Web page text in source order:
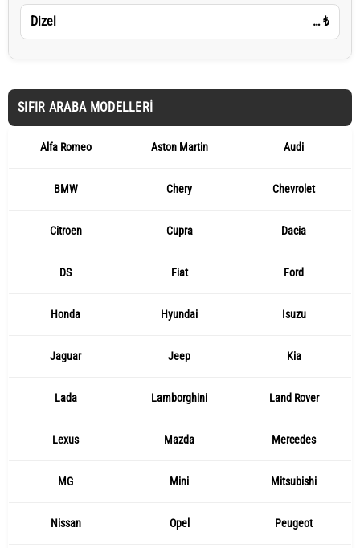
Dizel … ₺
SIFIR ARABA MODELLERI
Alfa Romeo Aston Martin Audi
BMW Chery Chevrolet
Citroen Cupra Dacia
DS Fiat Ford
Honda Hyundai Isuzu
Jaguar Jeep Kia
Lada Lamborghini Land Rover
Lexus Mazda Mercedes
MG Mini Mitsubishi
Nissan Opel Peugeot